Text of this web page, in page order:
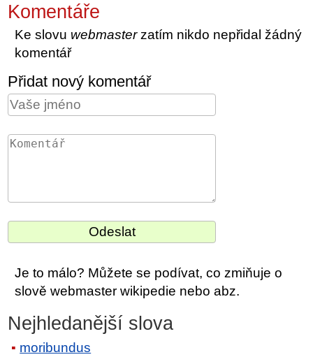
Komentáře
Ke slovu webmasterzatím nikdo nepřidal žádný
komentář
Přidat nový komentář
Je to málo? Můžete se podívat, co zmiňuje o
slově webmaster wikipedie nebo abz.
Nejhledanější slova
moribundus